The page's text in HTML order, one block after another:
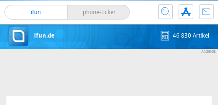
ifun iphone-ticker
ifun.de 46 830 Artikel